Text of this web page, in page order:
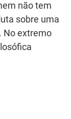
não tem
sobre uma
No extremo